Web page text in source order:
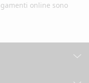
online sono